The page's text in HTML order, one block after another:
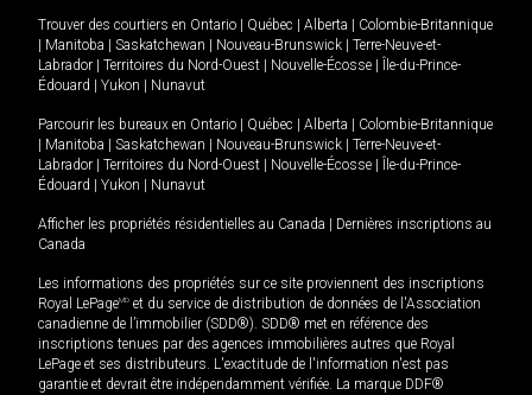
Trouver des courtiers en Ontario Québec Alberta
Colombie-Britannique
Manitoba Saskatchewan Nouveau-Brunswick
Terre-Neuve-et-
Labrador
Territoires du Nord-Ouest Nouvelle-Écosse
Île-du-Prince-
Édouard
Yukon Nunavut
Parcourir les bureaux en Ontario Québec Alberta
Colombie-Britannique
Manitoba Saskatchewan Nouveau-Brunswick
Terre-Neuve-et-
Labrador
Territoires du Nord-Ouest Nouvelle-Écosse
Île-du-Prince-
Édouard
Yukon Nunavut
Afficher les propriétés résidentielles au Canada
Dernières inscriptions au
Canada
Les informations des propriétés sur ce site proviennent des inscriptions
Royal LePageMD et du service de distribution de données de l'Association
canadienne de l’immobilier (SDD®). SDD® met en référence des
inscriptions tenues par des agences immobilières autres que Royal
LePage et ses distributeurs. L'exactitude de l'information n'est pas
garantie et devrait être indépendamment vérifiée. La marque DDF®